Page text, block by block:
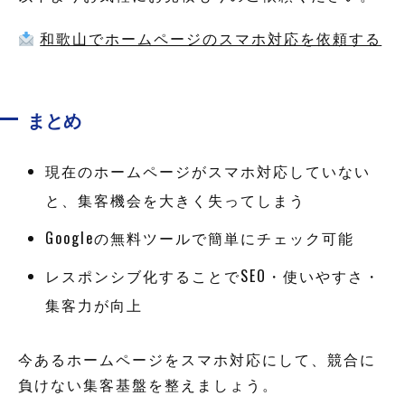
和歌山でホームページのスマホ対応を依頼する
まとめ
現在のホームページがスマホ対応していない
と、集客機会を大きく失ってしまう
Googleの無料ツールで簡単にチェック可能
レスポンシブ化することでSEO・使いやすさ・
集客力が向上
今あるホームページをスマホ対応にして、競合に
負けない集客基盤を整えましょう。